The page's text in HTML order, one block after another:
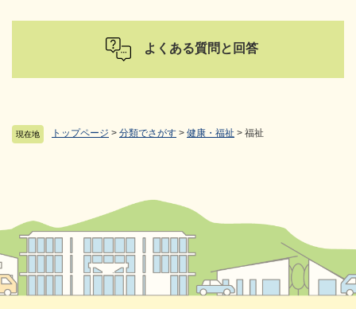
現在地 トップページ > 分類でさがす > 健康・福祉 > 福祉
よくある質問と回答